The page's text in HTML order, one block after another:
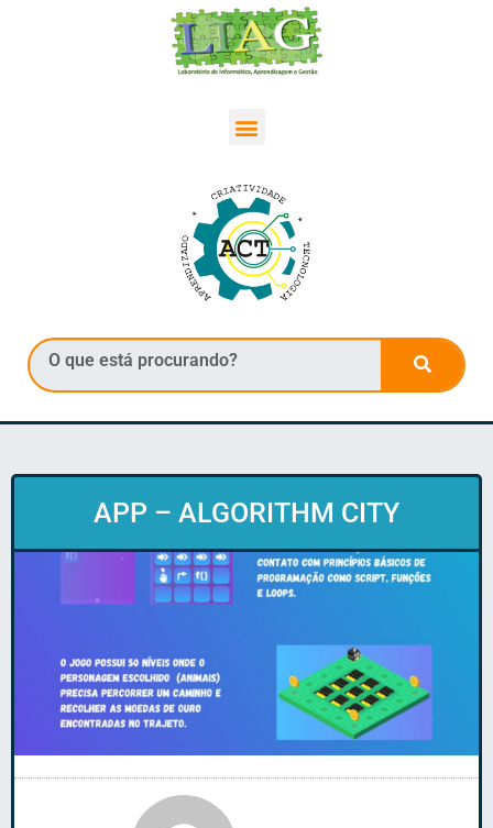
APP – ALGORITHM CITY